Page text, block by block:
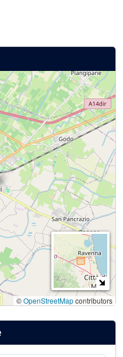
de passe oublié ?
©OpenStreetMapcontributors